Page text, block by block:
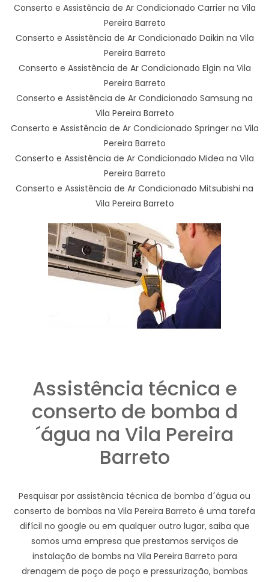
Conserto e Assistência de Ar Condicionado Carrier na Vila
Pereira Barreto
Conserto e Assistência de Ar Condicionado Daikin na Vila
Pereira Barreto
Conserto e Assistência de Ar Condicionado Elgin na Vila
Pereira Barreto
Conserto e Assistência de Ar Condicionado Samsung na
Vila Pereira Barreto
Conserto e Assistência de Ar Condicionado Springer na Vila
Pereira Barreto
Conserto e Assistência de Ar Condicionado Midea na Vila
Pereira Barreto
Conserto e Assistência de Ar Condicionado Mitsubishi na
Vila Pereira Barreto
Assistência técnica e
conserto de bomba d
´água na Vila Pereira
Barreto
Pesquisar por assistência técnica de bomba d´água ou
conserto de bombas na Vila Pereira Barreto é uma tarefa
difícil no google ou em qualquer outro lugar, saiba que
somos uma empresa que prestamos serviços de
instalação de bombs na Vila Pereira Barreto para
drenagem de poço de poço e pressurização, bombas